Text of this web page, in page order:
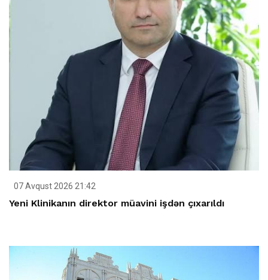
07 Avqust 2026 21:42
Yeni Klinikanın direktor müavini işdən çıxarıldı